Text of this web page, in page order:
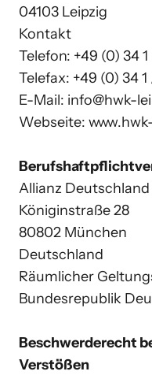
04103 Leipzig
Kontakt
Telefon: +49 (0) 34 1
Telefax: +49 (0) 34 1
E-Mail: info@hwk-
Webseite:
Allianz Deutschland
Königinstraße 28
80802 München
Deutschland
Räumlicher
Bundesrepublik
Beschwerderecht
Verstößen